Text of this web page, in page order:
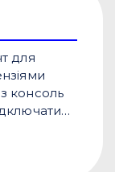
для
консоль